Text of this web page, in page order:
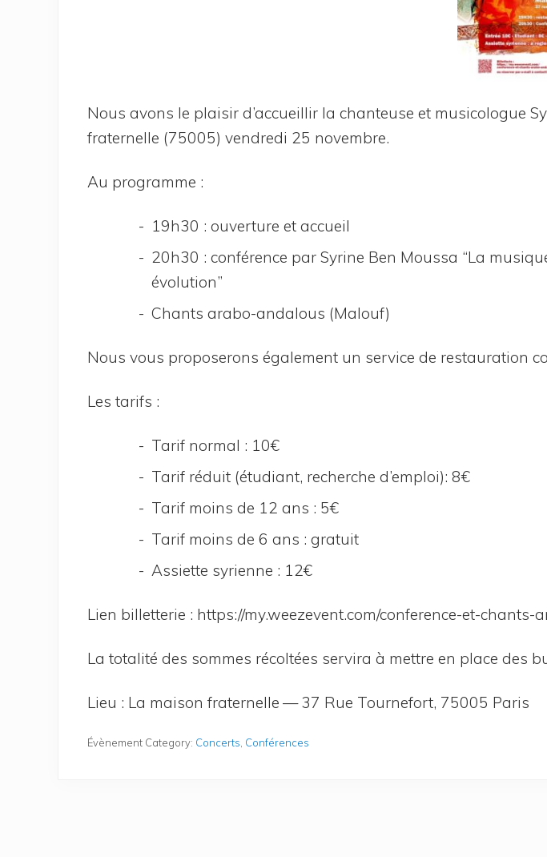
Nous avons le plai­sir d’ac­cueillir la chan­teuse et musi­co­logue
fra­ter­nelle (75005) ven­dre­di 25 novembre.
Au pro­gramme :
19h30 : ouver­ture et accueil
20h30 : confé­rence par Syrine Ben Mous­sa “La
évolution”
Chants ara­bo-anda­lous (Malouf)
Nous vous pro­po­se­rons éga­le­ment un ser­vice de res­tau­ra­tion
Les tarifs :
Tarif nor­mal : 10€
Tarif réduit (étu­diant, recherche d’emploi): 8€
Tarif moins de 12 ans : 5€
Tarif moins de 6 ans : gratuit
Assiette syrienne : 12€
Lien billet­te­rie : https://​my​.wee​zevent​.com/​c​o​n​f​e​r​e​n​c​e​-​e​t​-​
La tota­li­té des sommes récol­tées ser­vi­ra à mettre en place des
Lieu : La mai­son fra­ter­nelle — 37 Rue Tour­ne­fort, 75005 Paris
Évènement Category: Concerts, Conférences